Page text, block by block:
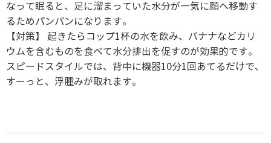
なって眠ると、足に溜まっていた水分が一気に顔へ移動す
るためパンパンになります。
【対策】 起きたらコップ1杯の水を飲み、バナナなどカリ
ウムを含むものを食べて水分排出を促すのが効果的です。
スピードスタイルでは、背中に機器10分1回あてるだけで、
すーっと、浮腫みが取れます。